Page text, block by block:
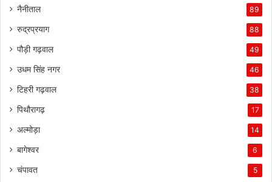
नैनीताल 89
रुद्रप्रयाग 88
पौड़ी गढ़वाल 49
उधम सिंह नगर 46
टिहरी गढ़वाल 38
पिथौरागढ़ 17
अल्मोड़ा 14
बागेश्वर 6
चंपावत 5